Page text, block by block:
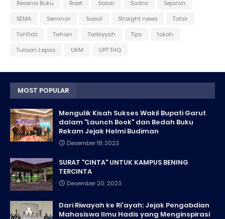
Resensi Buku
Riset Sabar Sastra
Sejarah
SEMA
Seminar Sosial Straight news
Tafsir
Tahfidz
Tahsin Tarbiyyah Tips
tokoh
Tulisan Lepas
UKM UPT THQ
MOST POPULAR
Mengulik Kisah Sukses Wakil Bupati Garut
dalam "Launch Book" dan Bedah Buku
Rekam Jejak Helmi Budiman
Desember 18, 2023
SURAT "CINTA" UNTUK KAMPUS BENING
TERCINTA
Desember 20, 2023
Dari Riwayah ke Ri'ayah: Jejak Pengabdian
Mahasiswa Ilmu Hadis yang Menginspirasi